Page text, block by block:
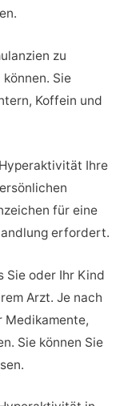
zu
Sie
Koffein und
Ihre
für eine
erfordert.
Sie oder Ihr Kind
Arzt. Je nach
Medikamente,
Sie können Sie